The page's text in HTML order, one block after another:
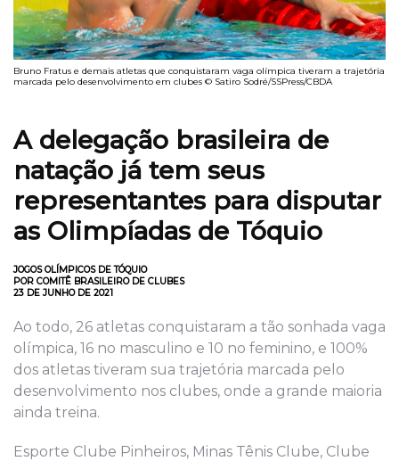
Bruno Fratus e demais atletas que conquistaram vaga olímpica tiveram a trajetória
marcada pelo desenvolvimento em clubes © Satiro Sodré/SSPress/CBDA
A delegação brasileira de
natação já tem seus
representantes para disputar
as Olimpíadas de Tóquio
JOGOS OLÍMPICOS DE TÓQUIO
POR COMITÊ BRASILEIRO DE CLUBES
23 DE JUNHO DE 2021
Ao todo, 26 atletas conquistaram a tão sonhada vaga
olímpica, 16 no masculino e 10 no feminino, e 100%
dos atletas tiveram sua trajetória marcada pelo
desenvolvimento nos clubes, onde a grande maioria
ainda treina.
Esporte Clube Pinheiros, Minas Tênis Clube, Clube